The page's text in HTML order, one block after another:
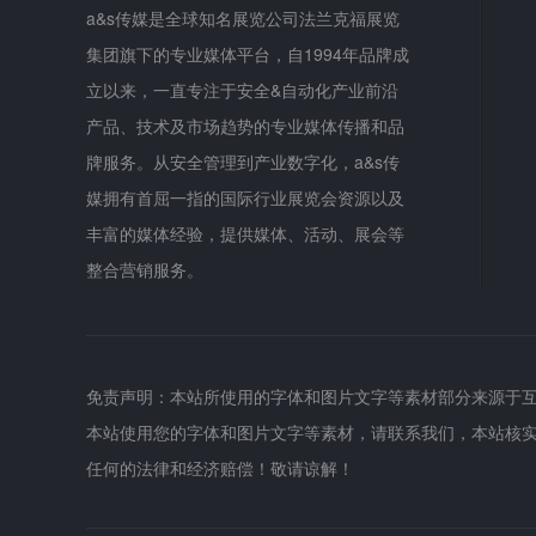
a&s传媒是全球知名展览公司法兰克福展览
集团旗下的专业媒体平台，自1994年品牌成
立以来，一直专注于安全&自动化产业前沿
产品、技术及市场趋势的专业媒体传播和品
牌服务。从安全管理到产业数字化，a&s传
媒拥有首屈一指的国际行业展览会资源以及
丰富的媒体经验，提供媒体、活动、展会等
整合营销服务。
免责声明：本站所使用的字体和图片文字等素材部分来源
本站使用您的字体和图片文字等素材，请联系我们，本站
任何的法律和经济赔偿！敬请谅解！